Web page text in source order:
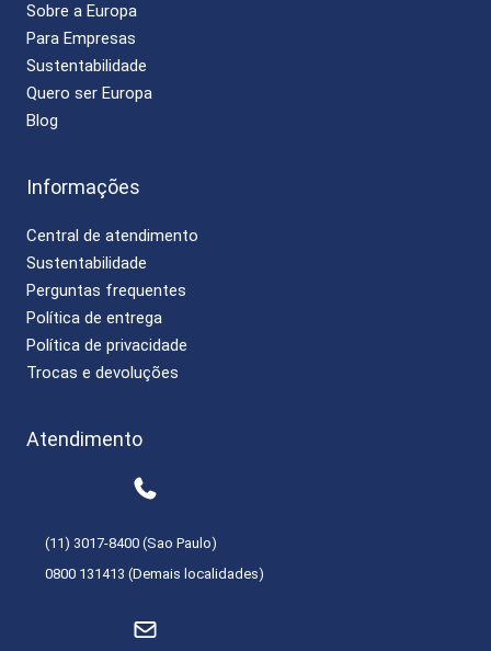
Sobre a Europa
Para Empresas
Sustentabilidade
Quero ser Europa
Blog
Informações
Central de atendimento
Sustentabilidade
Perguntas frequentes
Política de entrega
Política de privacidade
Trocas e devoluções
Atendimento
(11) 3017-8400 (Sao Paulo)
0800 131413 (Demais localidades)